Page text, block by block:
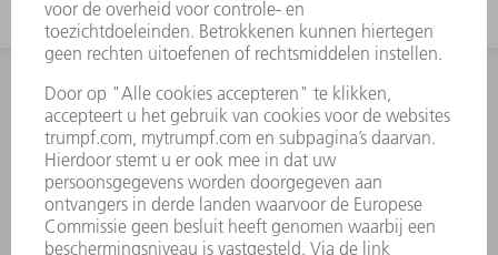
INFORMATIE
Veel gestelde vragen
Algemene voorwaarden
CONTACT
+31 88 4002 400
Ma. - vr. 8.00 - 17.00 uur